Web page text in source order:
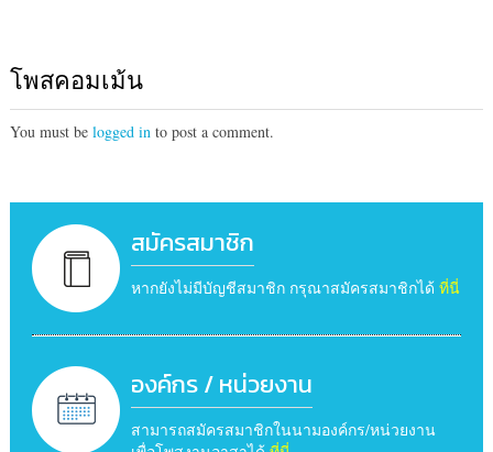
โพสคอมเม้น
You must be logged into post a comment.
สมัครสมาชิก
หากยังไม่มีบัญชีสมาชิก กรุณาสมัครสมาชิกได้ ที่นี่
องค์กร / หน่วยงาน
สามารถสมัครสมาชิกในนามองค์กร/หน่วยงาน